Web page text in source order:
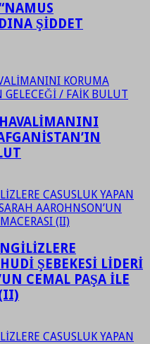
ŞİDDET
ŞEBEKESİ LİDERİ
CEMAL PAŞA İLE